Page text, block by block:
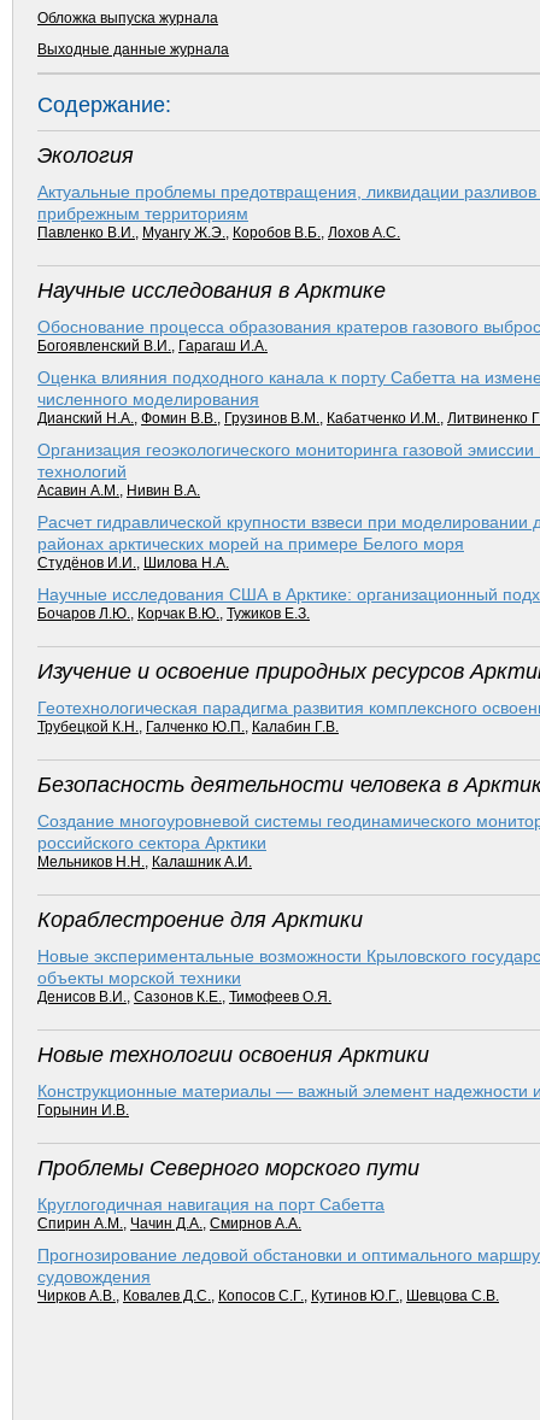
Обложка выпуска журнала
Выходные данные журнала
Содержание:
Экология
Актуальные проблемы предотвращения, ликвидации
прибрежным территориям
Павленко В.И., Муангу Ж.Э., Коробов В.Б., Лохов А.С.
Научные исследования в Арктике
Обоснование процесса образования кратеров газового
Богоявленский В.И., Гарагаш И.А.
Оценка влияния подходного канала к порту Сабетта на
численного моделирования
Дианский Н.А., Фомин В.В., Грузинов В.М., Кабатченко И.М., Литвиненко
Организация геоэкологического мониторинга газовой
технологий
Асавин А.М., Нивин В.А.
Расчет гидравлической крупности взвеси при
районах арктических морей на примере Белого моря
Студёнов И.И., Шилова Н.А.
Научные исследования США в Арктике: организационный
Бочаров Л.Ю., Корчак В.Ю., Тужиков Е.З.
Изучение и освоение природных ресурсов
Геотехнологическая парадигма развития комплексного
Трубецкой К.Н., Галченко Ю.П., Калабин Г.В.
Безопасность деятельности человека в
Создание многоуровневой системы геодинамического
российского сектора Арктики
Мельников Н.Н., Калашник А.И.
Кораблестроение для Арктики
Новые экспериментальные возможности Крыловского
объекты морской техники
Денисов В.И., Сазонов К.Е., Тимофеев О.Я.
Новые технологии освоения Арктики
Конструкционные материалы — важный элемент надежности
Горынин И.В.
Проблемы Северного морского пути
Круглогодичная навигация на порт Сабетта
Спирин А.М., Чачин Д.А., Смирнов А.А.
Прогнозирование ледовой обстановки и оптимального
судовождения
Чирков А.В., Ковалев Д.С., Копосов С.Г., Кутинов Ю.Г., Шевцова С.В.